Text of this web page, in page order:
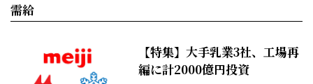
需給
【特集】大手乳業3社、工場再
編に計2000億円投資